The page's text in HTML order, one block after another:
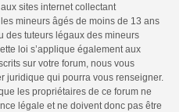
sites internet collectant
mineurs âgés de moins de 13 ans
des tuteurs légaux des mineurs
loi s’applique également aux
sur votre forum, nous vous
juridique qui pourra vous renseigner.
les propriétaires de ce forum ne
légale et ne doivent donc pas être